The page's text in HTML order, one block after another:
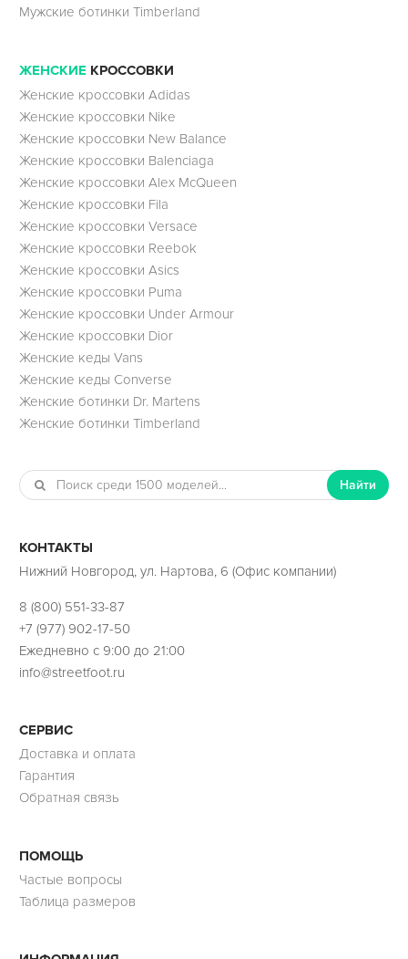
Мужские ботинки Timberland
ЖЕНСКИЕ КРОССОВКИ
Женские кроссовки Adidas
Женские кроссовки Nike
Женские кроссовки New Balance
Женские кроссовки Balenciaga
Женские кроссовки Alex McQueen
Женские кроссовки Fila
Женские кроссовки Versace
Женские кроссовки Reebok
Женские кроссовки Asics
Женские кроссовки Puma
Женские кроссовки Under Armour
Женские кроссовки Dior
Женские кеды Vans
Женские кеды Converse
Женские ботинки Dr. Martens
Женские ботинки Timberland
Найти
КОНТАКТЫ
Нижний Новгород, ул. Нартова, 6 (Офис компании)
8 (800) 551-33-87
+7 (977) 902-17-50
Ежедневно с 9:00 до 21:00
info@streetfoot.ru
СЕРВИС
Доставка и оплата
Гарантия
Обратная связь
ПОМОЩЬ
Частые вопросы
Таблица размеров